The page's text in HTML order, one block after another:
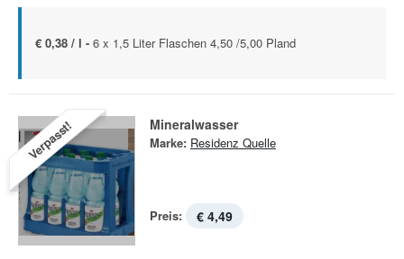
€ 0,38 / l - 6 x 1,5 Liter Flaschen 4,50 /5,00 Pland
Verpasst! Mineralwasser
Marke: Residenz Quelle
Preis: € 4,49